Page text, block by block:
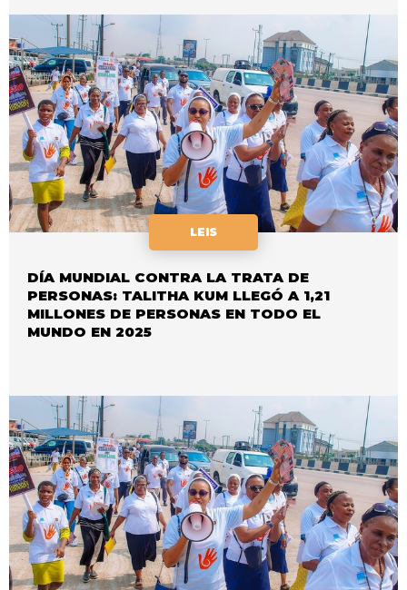
LEIS
DÍA MUNDIAL CONTRA LA TRATA DE
PERSONAS: TALITHA KUM LLEGÓ A 1,21
MILLONES DE PERSONAS EN TODO EL
MUNDO EN 2025